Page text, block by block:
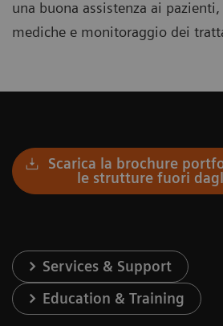
una buona assistenza ai
mediche e monitoraggio dei
Scarica la brochure
le strutture fuori
Services & Support
Education & Training